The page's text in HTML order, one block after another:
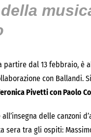
partire dal 13 febbraio, è
con Ballandi.
Pivetti con Paolo
delle canzoni
sera tra gli ospiti: